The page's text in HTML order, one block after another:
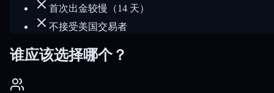
首次出金较慢（14 天）
不接受美国交易者
谁应该选择哪个？